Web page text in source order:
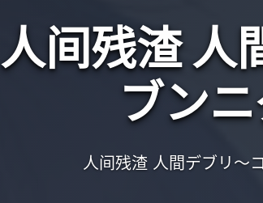
人间残渣 人
ブン
人间残渣 人間デブリ～